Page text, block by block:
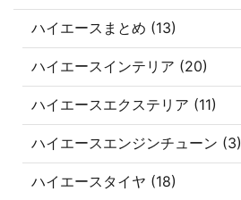
ハイエースまとめ (13)
ハイエースインテリア (20)
ハイエースエクステリア (11)
ハイエースエンジンチューン (3)
ハイエースタイヤ (18)